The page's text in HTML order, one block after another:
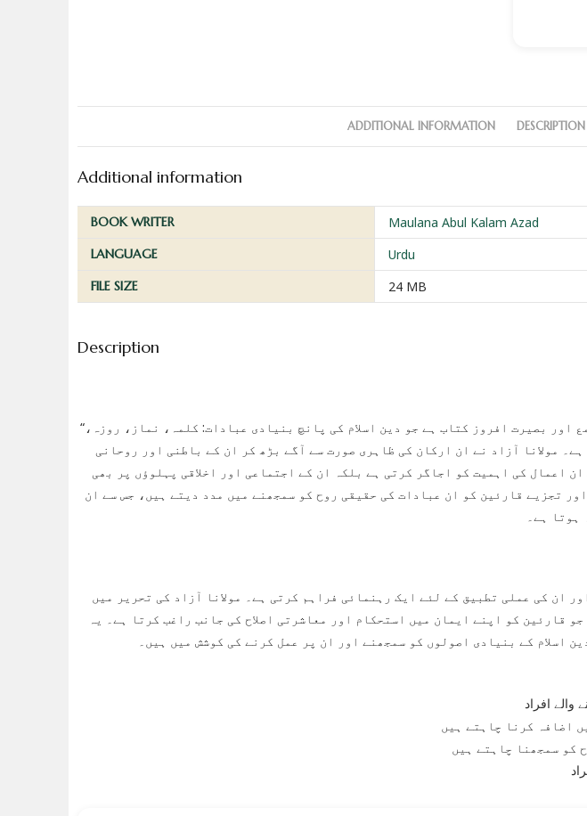
ADDITIONAL INFORMATION DESCRIPTION
Additional information
BOOK WRITER Maulana Abul Kalam Azad
LANGUAGE Urdu
FILE SIZE 24 MB
Description
“ارکانِ اسلام” مولانا ابوالکلام آزاد کی ایک جامع اور بصیرت افروز کتاب ہے جو دین اسلام کی پانچ بنیادی عبادات: کلمہ، نماز، روزہ،
مولانا آزاد نے ان ارکان کی ظاہری صورت سے آگے بڑھ کر ان کے باطنی اور روحانی
اعمال کی اہمیت کو اجاگر کرتی ہے بلکہ ان کے اجتماعی اور اخلاقی پہلوؤں پر بھی
اور تجزیے قارئین کو ان عبادات کی حقیقی روح کو سمجھنے میں مدد دیتے ہیں، جس سے ان
ہے۔
ان کی عملی تطبیق کے لئے ایک رہنمائی فراہم کرتی ہے۔ مولانا آزاد کی تحریر میں
قارئین کو اپنے ایمان میں استحکام اور معاشرتی اصلاح کی جانب راغب کرتا ہے۔ یہ
اسلام کے بنیادی اصولوں کو سمجھنے اور ان پر عمل کرنے کی کوشش میں ہیں۔
افراد
اضافہ کرنا چاہتے ہیں
کو سمجھنا چاہتے ہیں